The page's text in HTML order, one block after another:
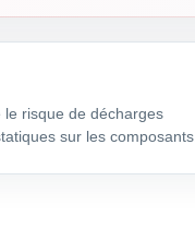
le risque de décharges
sur les composants.